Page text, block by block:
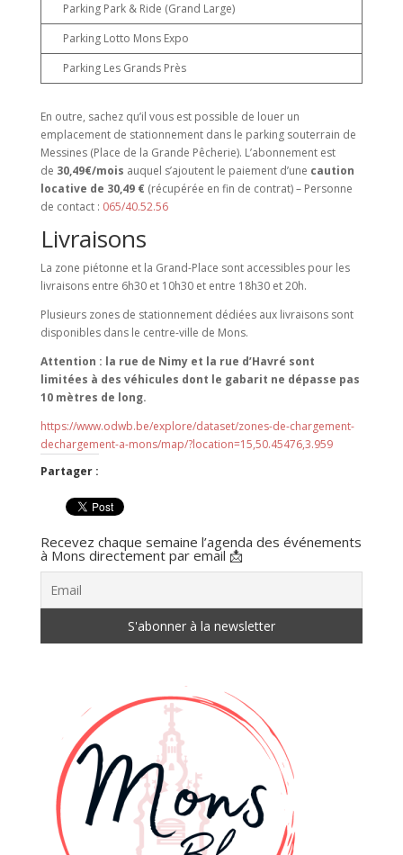
Parking Park & Ride (Grand Large)
Parking Lotto Mons Expo
Parking Les Grands Près
En outre, sachez qu’il vous est possible de louer un
emplacement de stationnement dans le parking souterrain de
Messines (Place de la Grande Pêcherie). L’abonnement est
de 30,49€/mois auquel s’ajoutent le paiement d’une caution
locative de 30,49 € (récupérée en fin de contrat) – Personne
de contact : 065/40.52.56
Livraisons
La zone piétonne et la Grand-Place sont accessibles pour les
livraisons entre 6h30 et 10h30 et entre 18h30 et 20h.
Plusieurs zones de stationnement dédiées aux livraisons sont
disponibles dans le centre-ville de Mons.
Attention : la rue de Nimy et la rue d’Havré sont
limitées à des véhicules dont le gabarit ne dépasse pas
10 mètres de long.
https://www.odwb.be/explore/dataset/zones-de-chargement-
dechargement-a-mons/map/?location=15,50.45476,3.959
Partager :
Recevez chaque semaine l’agenda des événements
à Mons directement par email 📩